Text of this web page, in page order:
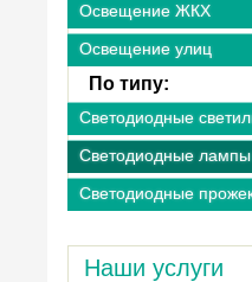
Освещение ЖКХ
Освещение улиц
По типу:
Светодиодные
Светодиодные лампы
Светодиодные
Наши услуги